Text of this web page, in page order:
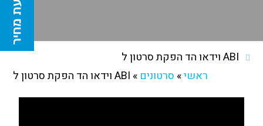
ABI וידאו הד הפקת סרטון ל
ראשי» סרטונים » ABI וידאו הד הפקת סרטון ל